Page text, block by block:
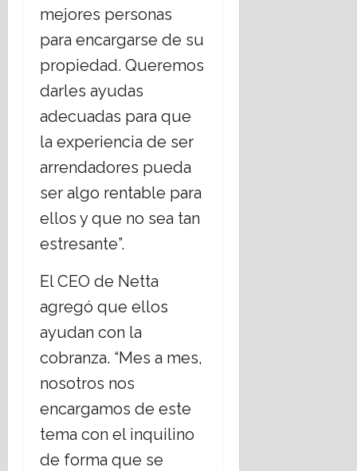
mejores personas
para encargarse de su
propiedad. Queremos
darles ayudas
adecuadas para que
la experiencia de ser
arrendadores pueda
ser algo rentable para
ellos y que no sea tan
estresante”.
El CEO de Netta
agregó que ellos
ayudan con la
cobranza. “Mes a mes,
nosotros nos
encargamos de este
tema con el inquilino
de forma que se